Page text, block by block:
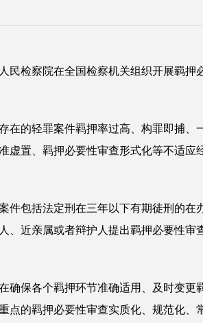
民检察院在全国检察机关组织开展羁押
在的轻罪案件羁押率过高、构罪即捕
虚置、羁押必要性审查形式化等不适
件包括法定刑在三年以下有期徒刑的
、近亲属或者辩护人提出羁押必要性审
确保各个羁押环节准确适用、及时变
点的羁押必要性审查实质化、规范化、